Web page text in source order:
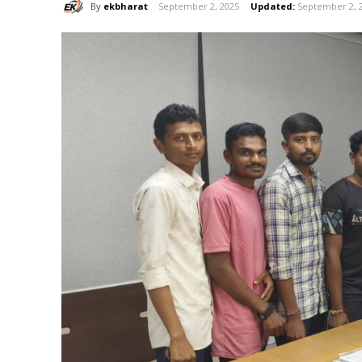
By ekbharat September 2, 2025 Updated: September 2,